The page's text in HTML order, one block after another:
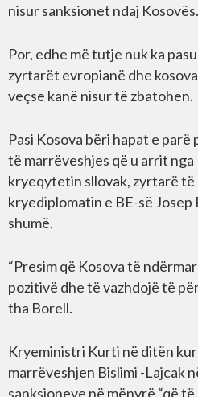
nisur sanksionet ndaj Kosovës.
Por, edhe më tutje nuk ka
zyrtarët evropianë dhe
veçse kanë nisur të zbatohen.
Pasi Kosova bëri hapat e parë
të marrëveshjes që u arrit nga
kryeqytetin sllovak, zyrtarë
kryediplomatin e BE-së Josep
shumë.
“Presim që Kosova të
pozitivë dhe të vazhdojë të
tha Borell.
Kryeministri Kurti në ditën
marrëveshjen Bislimi -Lajcak
sanksioneve në mënyrë “që